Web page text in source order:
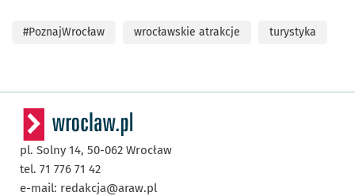
#PoznajWrocław wrocławskie atrakcje turystyka
pl. Solny 14, 50-062 Wrocław
tel. 71 776 71 42
e-mail: redakcja@araw.pl